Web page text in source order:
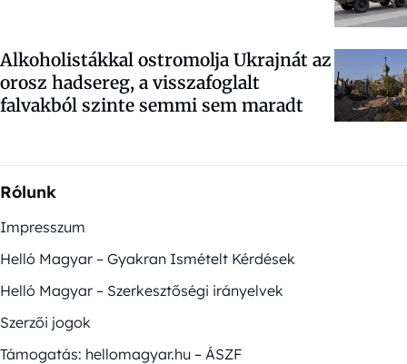
Alkoholistákkal ostromolja Ukrajnát az
orosz hadsereg, a visszafoglalt
falvakból szinte semmi sem maradt
Rólunk
Impresszum
Helló Magyar – Gyakran Ismételt Kérdések
Helló Magyar – Szerkesztőségi irányelvek
Szerzői jogok
Támogatás: hellomagyar.hu – ÁSZF